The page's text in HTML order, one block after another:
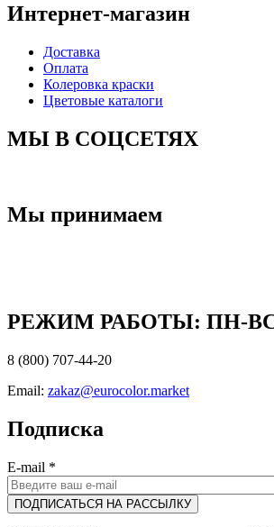
Интернет-магазин
Доставка
Оплата
Колеровка краски
Цветовые каталоги
МЫ В СОЦСЕТЯХ
Мы принимаем
РЕЖИМ РАБОТЫ: ПН-ВC:
8 (800) 707-44-20
Email: zakaz@eurocolor.market
Подписка
E-mail *